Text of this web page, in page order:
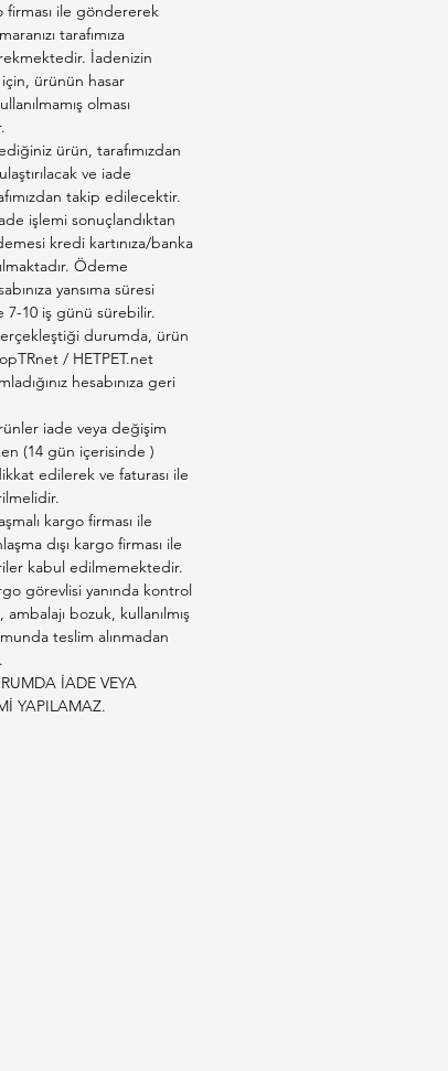
kabını, kolay
rahatsız edilmeyeceği
tuvalet kabnın bütün
kalınlığında
dökünüz.
dışkı
kaba pislikleri bir kürek
gün temizleyiz.
kumu üzerine
bir kum
yıkayarak
fazla kediniz var
süresi
kumuyla her türlü
elinizi mutlaka
mutlaka gıda
uzakta bulundurunuz
ile göndererek
tarafımıza
İadenizin
ürünün hasar
olması
ürün, tarafımızdan
ve iade
takip edilecektir.
işlemi sonuçlandıktan
kredi kartınıza/banka
Ödeme
yansıma süresi
7-10 iş günü sürebilir.
durumda, ürün
/ HETPET.net
hesabınıza geri
iade veya değişim
(14 gün içerisinde )
edilerek ve faturası ile
kargo firması ile
dışı kargo firması ile
kabul edilmemektedir.
görevlisi yanında kontrol
ambalajı bozuk, kullanılmış
teslim alınmadan
İADE VEYA
YAPILAMAZ.